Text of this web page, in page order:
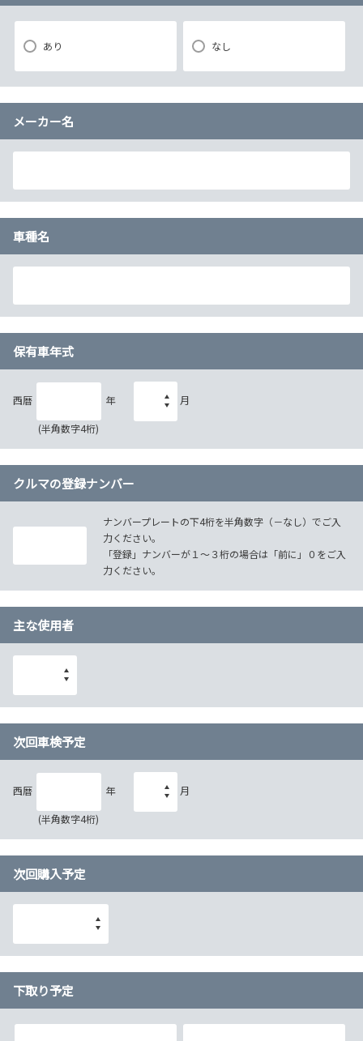
あり なし
メーカー名
車種名
保有車年式
西暦 年
(半角数字4桁)
月
クルマの登録ナンバー
ナンバープレートの下4桁を半角数字（－なし）でご入
力ください。
「登録」ナンバーが１～３桁の場合は「前に」０をご入
力ください。
主な使用者
次回車検予定
西暦 年
(半角数字4桁)
月
次回購入予定
下取り予定